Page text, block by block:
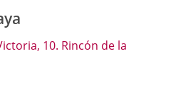
10. Rincón de la